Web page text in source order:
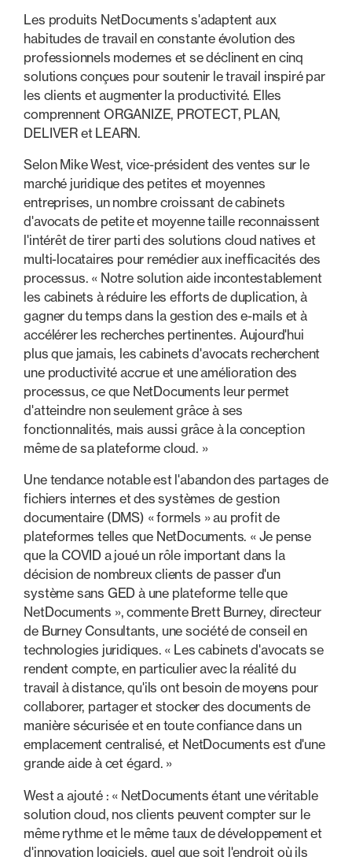
Les produits NetDocuments s'adaptent aux
habitudes de travail en constante évolution des
professionnels modernes et se déclinent en cinq
solutions conçues pour soutenir le travail inspiré par
les clients et augmenter la productivité. Elles
comprennent ORGANIZE, PROTECT, PLAN,
DELIVER et LEARN.
Selon Mike West, vice-président des ventes sur le
marché juridique des petites et moyennes
entreprises, un nombre croissant de cabinets
d'avocats de petite et moyenne taille reconnaissent
l'intérêt de tirer parti des solutions cloud natives et
multi-locataires pour remédier aux inefficacités des
processus. « Notre solution aide incontestablement
les cabinets à réduire les efforts de duplication, à
gagner du temps dans la gestion des e-mails et à
accélérer les recherches pertinentes. Aujourd'hui
plus que jamais, les cabinets d'avocats recherchent
une productivité accrue et une amélioration des
processus, ce que NetDocuments leur permet
d'atteindre non seulement grâce à ses
fonctionnalités, mais aussi grâce à la conception
même de sa plateforme cloud. »
Une tendance notable est l'abandon des partages de
fichiers internes et des systèmes de gestion
documentaire (DMS) « formels » au profit de
plateformes telles que NetDocuments. « Je pense
que la COVID a joué un rôle important dans la
décision de nombreux clients de passer d'un
système sans GED à une plateforme telle que
NetDocuments », commente Brett Burney, directeur
de Burney Consultants, une société de conseil en
technologies juridiques. « Les cabinets d'avocats se
rendent compte, en particulier avec la réalité du
travail à distance, qu'ils ont besoin de moyens pour
collaborer, partager et stocker des documents de
manière sécurisée et en toute confiance dans un
emplacement centralisé, et NetDocuments est d'une
grande aide à cet égard. »
West a ajouté : « NetDocuments étant une véritable
solution cloud, nos clients peuvent compter sur le
même rythme et le même taux de développement et
d'innovation logiciels, quel que soit l'endroit où ils